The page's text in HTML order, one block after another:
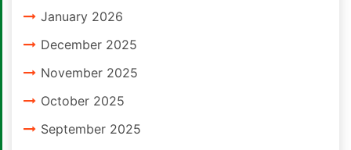
January 2026
December 2025
November 2025
October 2025
September 2025